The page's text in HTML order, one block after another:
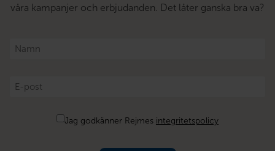
våra kampanjer och erbjudanden. Det låter ganska bra va?
Namn
E-
post
Jag godkänner Rejmes integritetspolicy